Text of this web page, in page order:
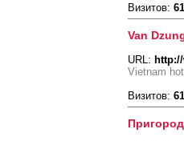
Визитов:
Van
URL:
Vietnam
Визитов: